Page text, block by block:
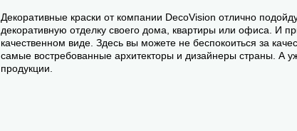
Декоративные краски от компании DecoVision отлично
декоративную отделку своего дома, квартиры или офиса. И
качественном виде. Здесь вы можете не беспокоиться за
самые востребованные архитекторы и дизайнеры страны. А
продукции.